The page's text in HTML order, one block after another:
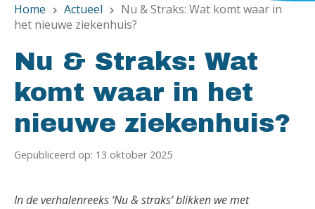
Home chevron_right Actueel chevron_right
Nu & Straks: Wat komt waar in
het nieuwe ziekenhuis?
Nu & Straks: Wat
komt waar in het
nieuwe ziekenhuis?
Gepubliceerd op: 13 oktober 2025
In de verhalenreeks ‘Nu & straks’ blikken we met